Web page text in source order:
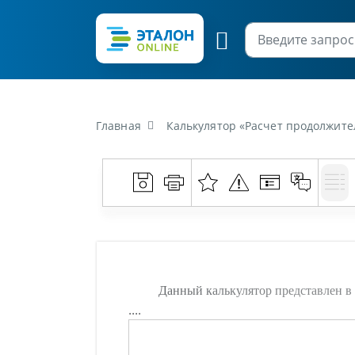
Главная Калькулятор «Расчет
Данный калькулятор представлен
....